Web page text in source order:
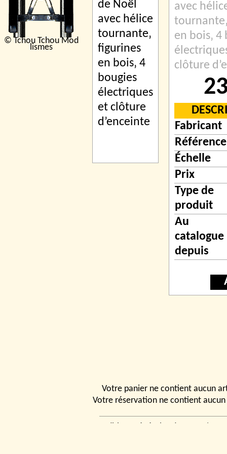
© Tchou Tchou Mod
lismes
avec
en bois‚ 4
clôture
Fabricant
Référence
Échelle
Prix
Type de
produit
Au
catalogue
depuis
Votre panier ne contient aucun
Votre réservation ne contient